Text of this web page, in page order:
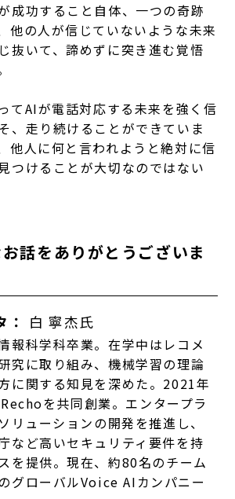
成功すること自体、一つの奇跡
他の人が信じていないような未来
抜いて、諦めずに突き進む覚悟
てAIが電話対応する未来を強く信
、走り続けることができていま
他人に何と言われようと絶対に信
つけることが大切なのではない
話をありがとうございま
白 寧杰氏
報科学科卒業。在学中はレコメ
究に取り組み、機械学習の理論
に関する知見を深めた。2021年
を共同創業。エンタープラ
リューションの開発を推進し、
など高いセキュリティ要件を持
を提供。現在、約80名のチーム
グローバルVoice AIカンパニー